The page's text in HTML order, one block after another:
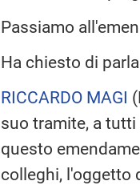
Passiamo
Ha chiesto di
RICCARDO MAGI (
suo tramite, a
questo
colleghi, l'oggetto